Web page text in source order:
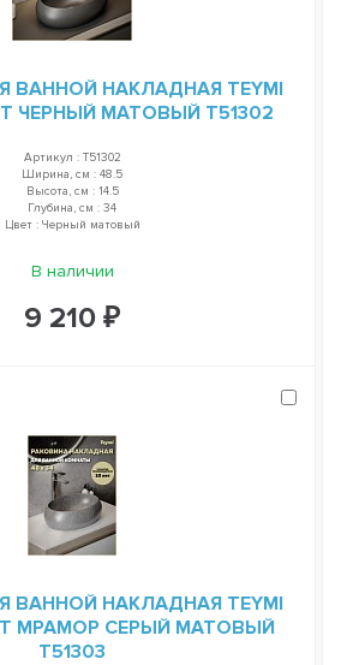
ВАННОЙ НАКЛАДНАЯ TEYMI
ЧЕРНЫЙ МАТОВЫЙ T51302
Артикул : T51302
Ширина, см : 48.5
Высота, см : 14.5
Глубина, см : 34
Цвет : Черный матовый
В наличии
9 210 ₽
ВАННОЙ НАКЛАДНАЯ TEYMI
МРАМОР СЕРЫЙ МАТОВЫЙ
T51303